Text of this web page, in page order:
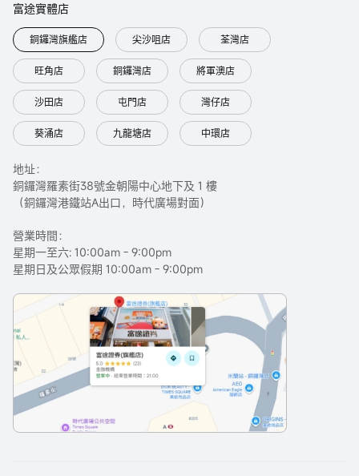
富途實體店
銅鑼灣旗艦店 尖沙咀店 荃灣店
旺角店 銅鑼灣店 將軍澳店
沙田店 屯門店 灣仔店
葵涌店 九龍塘店 中環店
地址：
銅鑼灣羅素街38號金朝陽中心地下及 1 樓
（銅鑼灣港鐵站A出口，時代廣場對面）
營業時間：
星期一至六: 10:00am - 9:00pm
星期日及公眾假期 10:00am - 9:00pm